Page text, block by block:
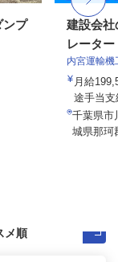
ンプ
建設会社
レーター
内宮運輸機
月給
途手当
千葉県市
城県那珂